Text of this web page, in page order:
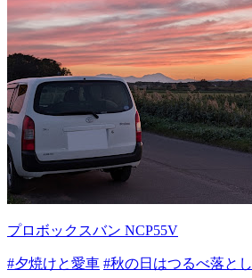
プロボックスバン NCP55V
#夕焼けと愛車 #秋の日はつるべ落とし